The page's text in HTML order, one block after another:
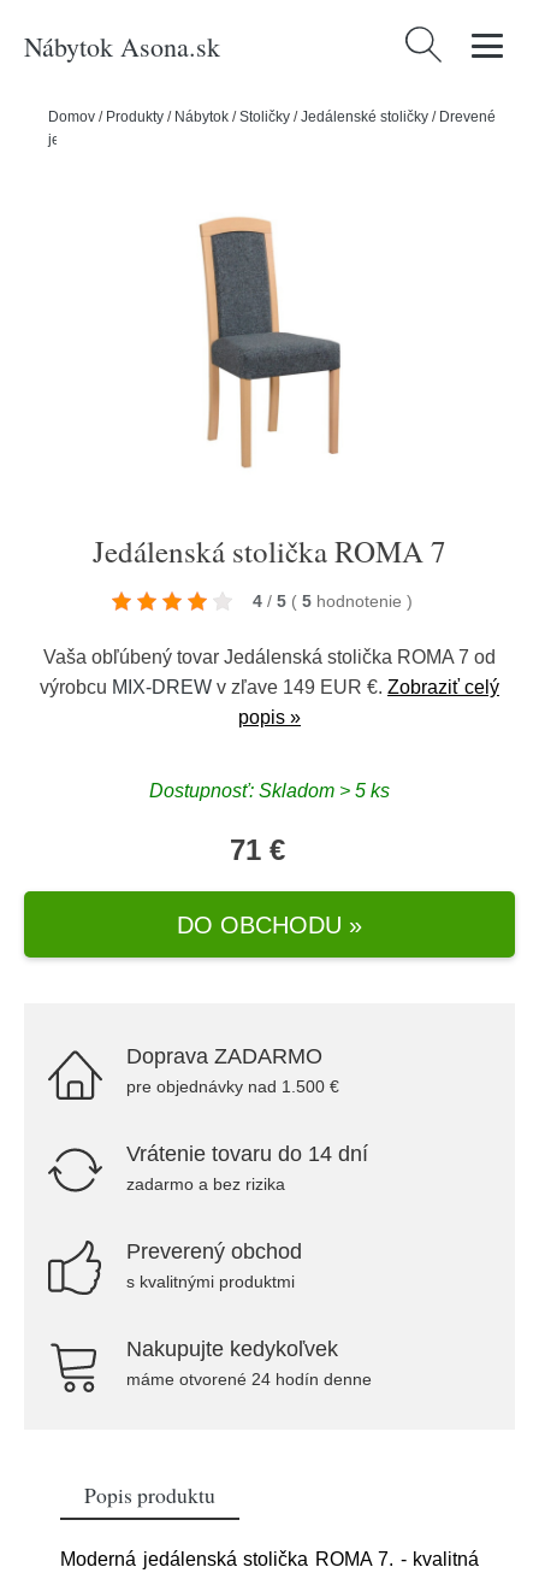
Nábytok Asona.sk Hľadať:
Domov / Produkty / Nábytok /Stoličky /Jedálenské stoličky / Drevené
jedálenské stoličky
Jedálenská stolička ROMA 7
4 / 5 ( 5 hodnotenie )
Vaša obľúbený tovar Jedálenská stolička ROMA 7 od
výrobcu MIX-DREW v zľave 149 EUR €. Zobraziť celý
popis »
Dostupnosť: Skladom > 5 ks
71 €
DO OBCHODU »
Doprava ZADARMO
pre objednávky nad 1.500 €
Vrátenie tovaru do 14 dní
zadarmo a bez rizika
Preverený obchod
s kvalitnými produktmi
Nakupujte kedykoľvek
máme otvorené 24 hodín denne
Popis produktu
Moderná jedálenská stolička ROMA 7. - kvalitná